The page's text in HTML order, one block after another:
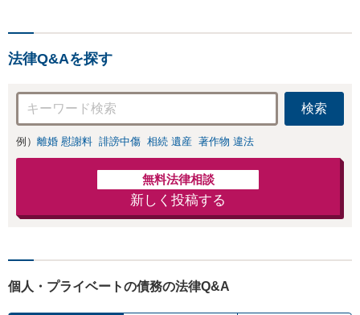
応・納得できる解決を」
法律Q&Aを探す
検索
例） 離婚 慰謝料 誹謗中傷 相続 遺産 著作物 違法
無料法律相談
新しく投稿する
個人・プライベートの債務の法律Q&A